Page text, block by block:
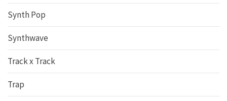
Synth Pop
Synthwave
Track x Track
Trap